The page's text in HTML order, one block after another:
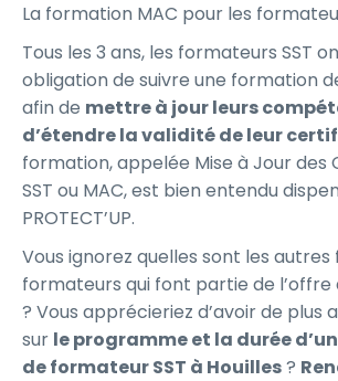
La formation MAC pour les
Tous les 3 ans, les formateurs SST
obligation de suivre une formation
afin de mettre à jour leurs
d’étendre la validité de leur
formation, appelée Mise à Jour des
SST ou MAC, est bien entendu
PROTECT’UP.
Vous ignorez quelles sont les
formateurs qui font partie de l’offre
? Vous apprécieriez d’avoir de plus
sur le programme et la durée
de formateur SST à Houilles?